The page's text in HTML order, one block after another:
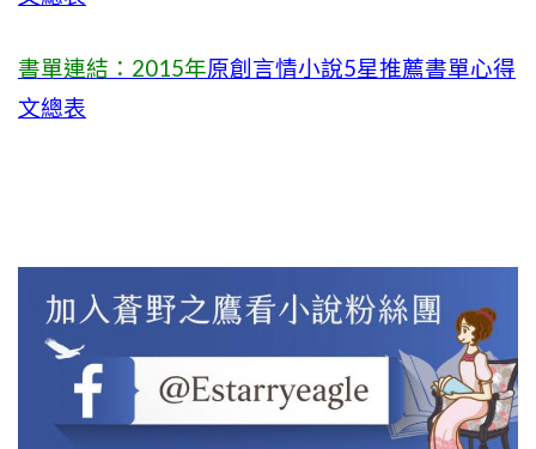
書單連結：2015年原創言情小說5星推薦書單心得
文總表